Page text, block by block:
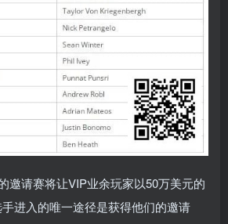
邀请赛将让VIP业余玩家以50万美元的
进入的唯一途径是获得他们的邀请